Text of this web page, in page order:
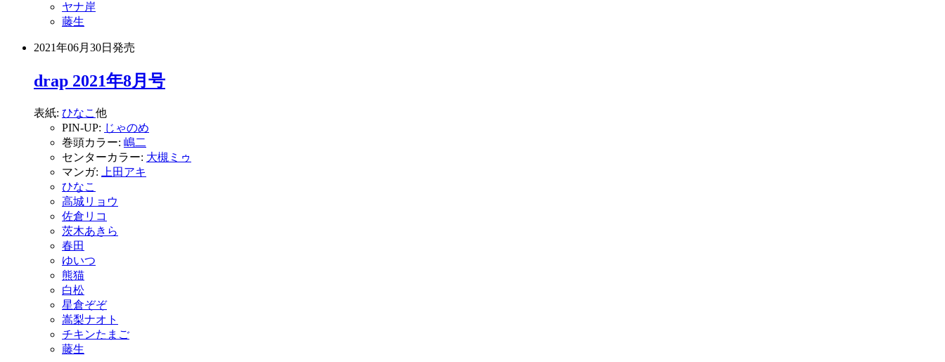
ヤナ岸
藤生
2021年06月30日 発売
drap 2021年8月号
表紙: ひなこ 他
PIN-UP: じゃのめ
巻頭カラー: 嶋二
センターカラー: 大槻ミゥ
マンガ:
上田アキ
ひなこ
高城リョウ
佐倉リコ
茨木あきら
春田
ゆいつ
熊猫
白松
星倉ぞぞ
嵩梨ナオト
チキンたまご
藤生